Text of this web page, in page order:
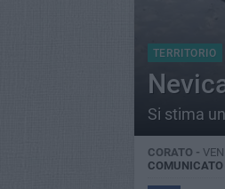
TERRITORIO
Si stima
CORATO -